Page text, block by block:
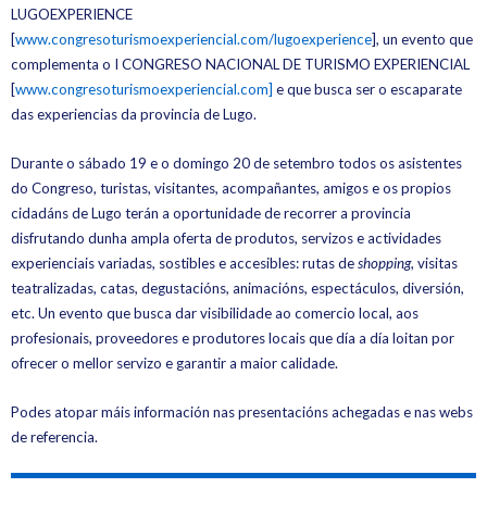
LUGOEXPERIENCE
[www.congresoturismoexperiencial.com/lugoexperience], un evento que
complementa o I CONGRESO NACIONAL DE TURISMO EXPERIENCIAL
[www.congresoturismoexperiencial.com] e que busca ser o escaparate
das experiencias da provincia de Lugo.
Durante o sábado 19 e o domingo 20 de setembro todos os asistentes
do Congreso, turistas, visitantes, acompañantes, amigos e os propios
cidadáns de Lugo terán a oportunidade de recorrer a provincia
disfrutando dunha ampla oferta de produtos, servizos e actividades
experienciais variadas, sostibles e accesibles: rutas deshopping, visitas
teatralizadas, catas, degustacións, animacións, espectáculos, diversión,
etc. Un evento que busca dar visibilidade ao comercio local, aos
profesionais, proveedores e produtores locais que día a día loitan por
ofrecer o mellor servizo e garantir a maior calidade.
Podes atopar máis información nas presentacións achegadas e nas webs
de referencia.